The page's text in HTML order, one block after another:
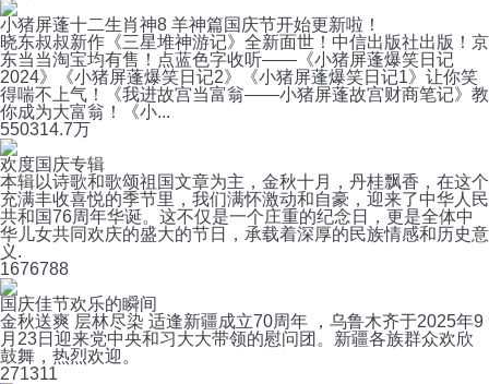
小猪屏蓬十二生肖神8 羊神篇国庆节开始更新啦！
晓东叔叔新作《三星堆神游记》全新面世！中信出版社出版！京
东当当淘宝均有售！点蓝色字收听——《小猪屏蓬爆笑日记
2024》《小猪屏蓬爆笑日记2》《小猪屏蓬爆笑日记1》让你笑
得喘不上气！《我进故宫当富翁——小猪屏蓬故宫财商笔记》教
你成为大富翁！《小...
550314.7万
欢度国庆专辑
本辑以诗歌和歌颂祖国文章为主，金秋十月，丹桂飘香，在这个
充满丰收喜悦的季节里，我们满怀激动和自豪，迎来了中华人民
共和国76周年华诞。这不仅是一个庄重的纪念日，更是全体中
华儿女共同欢庆的盛大的节日，承载着深厚的民族情感和历史意
义.
1676788
国庆佳节欢乐的瞬间
金秋送爽 层林尽染 适逢新疆成立70周年 ，乌鲁木齐于2025年9
月23日迎来党中央和习大大带领的慰问团。新疆各族群众欢欣
鼓舞，热烈欢迎。
271311